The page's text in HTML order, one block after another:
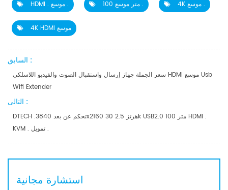
HDMI . موسع . 100 متر موسع . 4K موسع .
4K HDMI موسع
السابق :
سعر الجملة جهاز إرسال واستقبال الصوت والفيديو اللاسلكي HDMI موسع Usb
Wifi Extender
التالى :
DTECH .تحكم عن بعد 3840x2160 30 هرتز 2.5k USB2.0 100 متر HDMI .
KVM . تمويل .
استشارة مجانية